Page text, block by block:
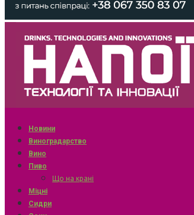
Новини
Виноградарство
Вино
Пиво
Що на крані
Міцні
Сидри